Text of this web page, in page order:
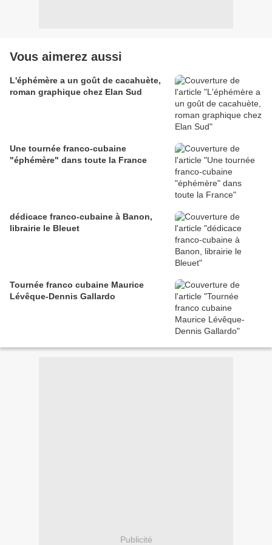
Vous aimerez aussi
L'éphémère a un goût de cacahuète,
roman graphique chez Elan Sud
Une tournée franco-cubaine
"éphémère" dans toute la France
dédicace franco-cubaine à Banon,
librairie le Bleuet
Tournée franco cubaine Maurice
Lévêque-Dennis Gallardo
Publicité